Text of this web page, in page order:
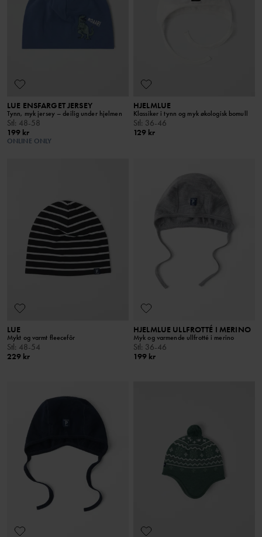
LUE ENSFARGET JERSEY
Tynn, myk jersey – deilig under hjelmen
Stl: 48-58
199 kr
ONLINE ONLY
HJELMLUE
Klassiker i tynn og myk økologisk bomull
Stl: 36-46
129 kr
LUE
Mykt og varmt fleecefôr
Stl: 48-54
229 kr
HJELMLUE ULLFROTTÉ I MERINO
Myk og varmende ullfrotté i merino
Stl: 36-46
199 kr